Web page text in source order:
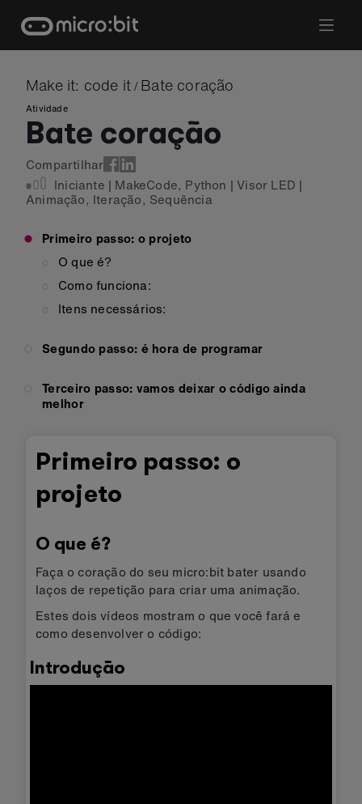
content
Make it: code it / Bate coração
Atividade
Bate coração
Compartilhar
Iniciante | MakeCode, Python |Visor LED |
Animação, Iteração, Sequência
Primeiro passo: o projeto
O que é?
Como funciona:
Itens necessários:
Segundo passo: é hora de programar
Terceiro passo: vamos deixar o código ainda
melhor
Primeiro passo: o
projeto
O que é?
Faça o coração do seu micro:bit bater usando
laços de repetição para criar uma animação.
Estes dois vídeos mostram o que você fará e
como desenvolver o código:
Introdução